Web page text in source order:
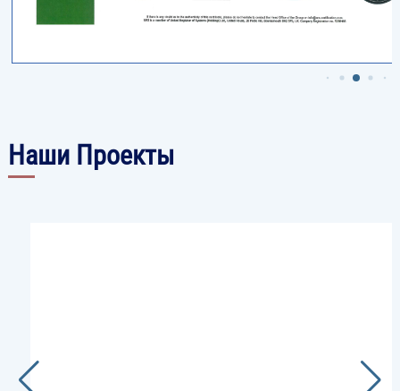
Наши Проекты